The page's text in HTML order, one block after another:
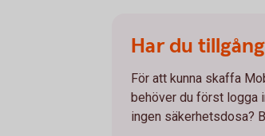
Har du
För att kunna skaffa
behöver du först logga
ingen säkerhetsdosa?